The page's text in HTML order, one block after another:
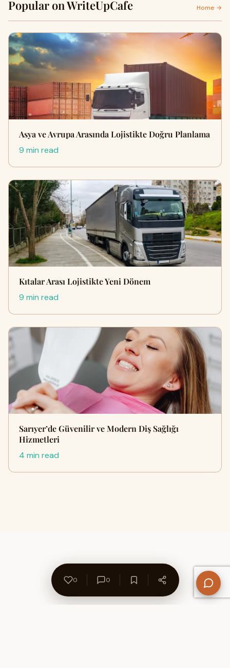
Popular on WriteUpCafe Home →
Asya ve Avrupa Arasında Lojistikte Doğru Planlama
9 min read
Kıtalar Arası Lojistikte Yeni Dönem
9 min read
Sarıyer’de Güvenilir ve Modern Diş Sağlığı
Hizmetleri
4 min read
0 0